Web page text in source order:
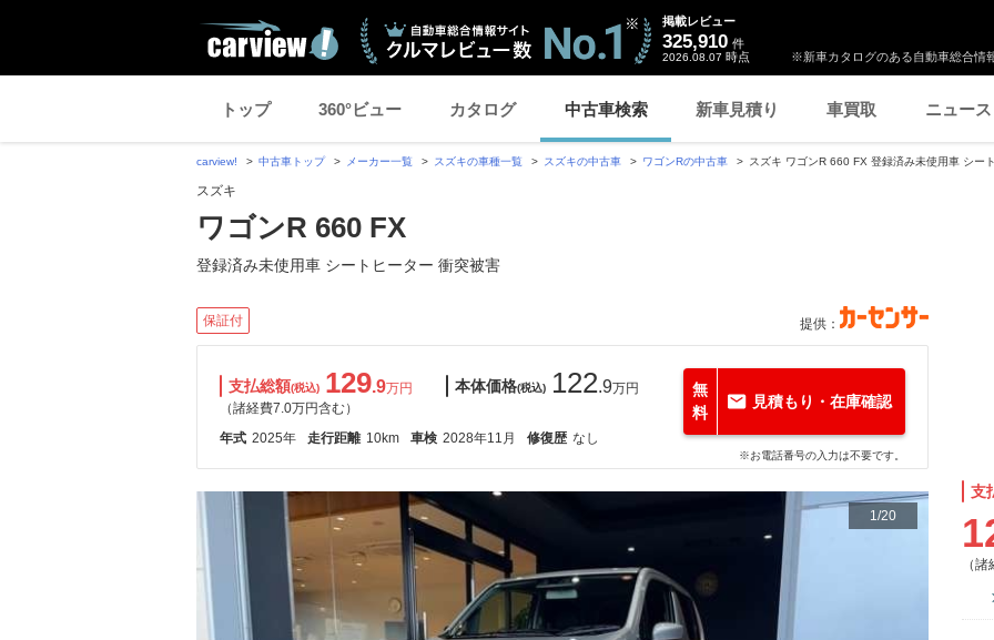
※新車カタログのある自動車総合情
掲載レビュー
325,910 件
2026.08.07 時点
トップ 360°ビュー カタログ 中古車検索 新車見積り 車買取 ニュース
carview! 中古車トップ メーカー一覧 スズキの車種一覧 スズキの中古車 ワゴンRの中古車 スズキ ワゴンR 660 FX 登録済み未使用車 シー
スズキ
ワゴンR 660 FX
登録済み未使用車 シートヒーター 衝突被害
保証付 提供：
支払総額(税込) 129.9万円
（諸経費7.0万円含む）
本体価格(税込) 122.9万円
年式 2025年 走行距離 10km 車検 2028年11月 修復歴 なし
無
料
見積もり・在庫確認
※お電話番号の入力は不要です。
1/20
支
（